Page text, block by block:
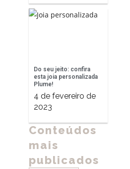
Do seu jeito: confira
esta joia personalizada
Plume!
4 de fevereiro de
2023
Conteúdos
mais
publicados